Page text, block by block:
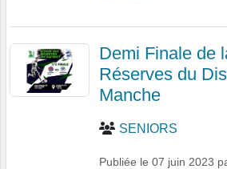
Demi Finale de
Réserves du
Manche
SENIORS
Publiée le 07 juin 2023